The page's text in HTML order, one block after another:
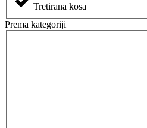
Tretirana kosa
Prema kategoriji